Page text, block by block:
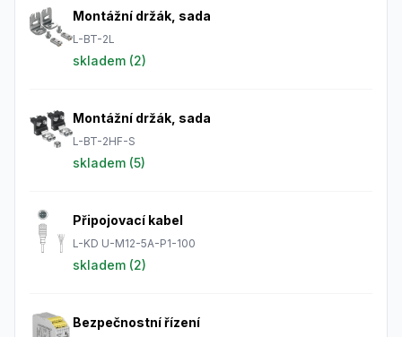
Montážní držák, sada
L-BT-2L
skladem (2)
Montážní držák, sada
L-BT-2HF-S
skladem (5)
Připojovací kabel
L-KD U-M12-5A-P1-100
skladem (2)
Bezpečnostní řízení